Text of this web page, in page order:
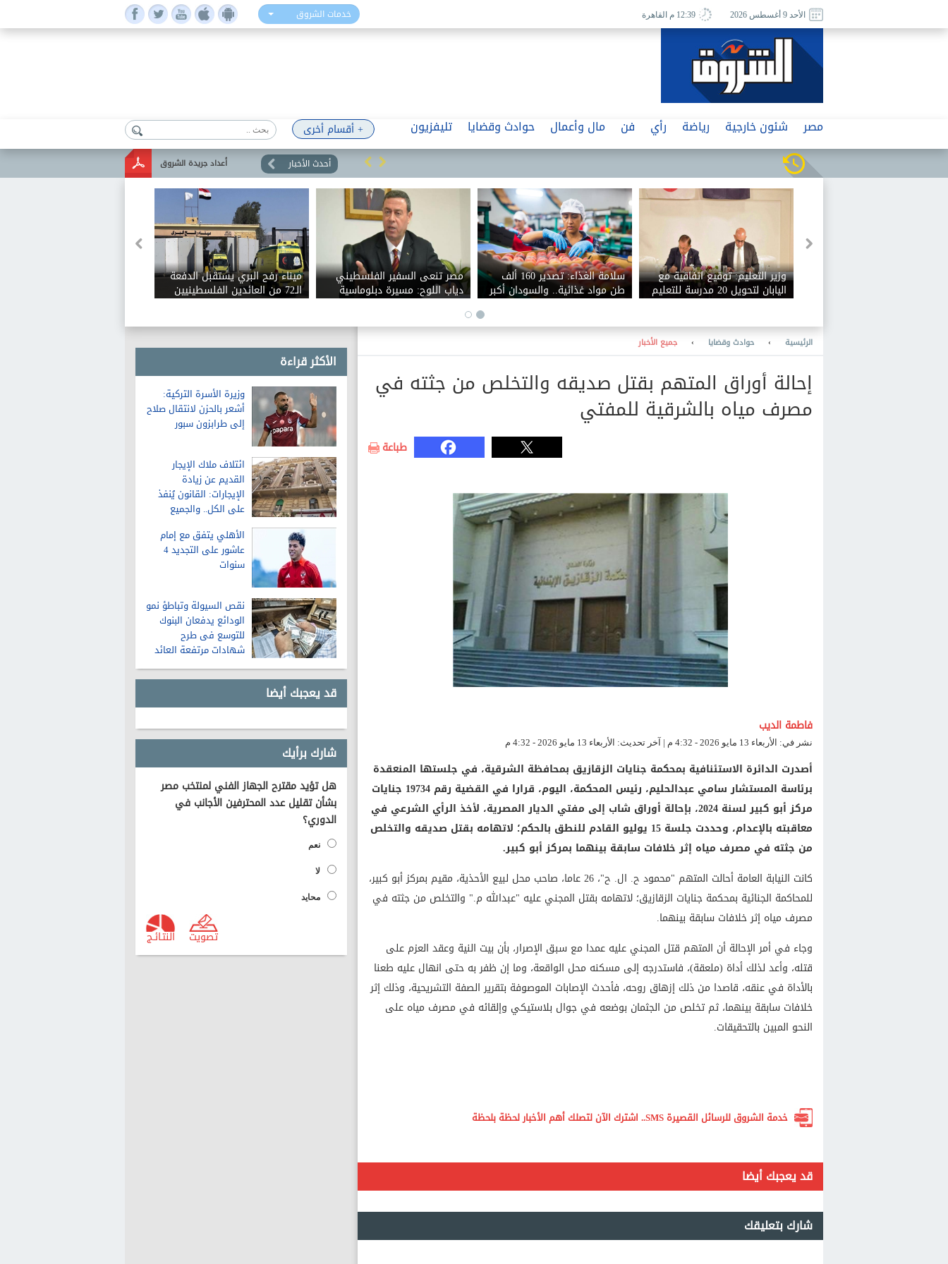
خدمات الشروق الأحد 9 أغسطس 2026 12:39 م القاهرة
+ أقسام أخرى مصر شئون خارجية رياضة رأي فن مال وأعمال حوادث وقضايا تليفزيون
أعداد جريدة الشروق أحدث الأخبار
وزير التعليم: توقيع اتفاقية مع
اليابان لتحويل 20 مدرسة للتعليم
الفني إلى مدارس تعليم فني
سلامة الغذاء: تصدير 160 ألف
طن مواد غذائية.. والسودان أكبر
المستوردين
مصر تنعى السفير الفلسطيني
دياب اللوح: مسيرة دبلوماسية
ووطنية حافلة بالعطاء في خدمة
ميناء رفح البري يستقبل الدفعة
الـ72 من العائدين الفلسطينيين
الأكثر قراءة
وزيرة الأسرة التركية:
أشعر بالحزن لانتقال صلاح
إلى طرابزون سبور
ائتلاف ملاك الإيجار
القديم عن زيادة
الإيجارات: القانون يُنفذ
على الكل.. والجميع
الأهلي يتفق مع إمام
عاشور على التجديد 4
سنوات
نقص السيولة وتباطؤ نمو
الودائع يدفعان البنوك
للتوسع فى طرح
شهادات مرتفعة العائد
قد يعجبك أيضا
شارك برأيك
هل تؤيد مقترح الجهاز الفني لمنتخب مصر
بشأن تقليل عدد المحترفين الأجانب في
الدوري؟
نعم
لا
محايد
النتـائـج تصويت
الرئيسية › حوادث وقضايا › جميع الأخبار
إحالة أوراق المتهم بقتل صديقه والتخلص من جثته في
مصرف مياه بالشرقية للمفتي
طباعة
فاطمة الديب
نشر في: الأربعاء 13 مايو 2026 - 4:32 م | آخر تحديث: الأربعاء 13 مايو 2026 - 4:32 م
أصدرت الدائرة الاستئنافية بمحكمة جنايات الزقازيق بمحافظة الشرقية، في جلستها المنعقدة
برئاسة المستشار سامي عبدالحليم، رئيس المحكمة، اليوم، قرارا في القضية رقم 19734 جنايات
مركز أبو كبير لسنة 2024، بإحالة أوراق شاب إلى مفتي الديار المصرية، لأخذ الرأي الشرعي في
معاقبته بالإعدام، وحددت جلسة 15 يوليو القادم للنطق بالحكم؛ لاتهامه بقتل صديقه والتخلص
من جثته في مصرف مياه إثر خلافات سابقة بينهما بمركز أبو كبير.
كانت النيابة العامة أحالت المتهم "محمود ح. ال. ح"، 26 عاما، صاحب محل لبيع الأحذية، مقيم بمركز أبو كبير،
للمحاكمة الجنائية بمحكمة جنايات الزقازيق؛ لاتهامه بقتل المجني عليه "عبدالله م." والتخلص من جثته في
مصرف مياه إثر خلافات سابقة بينهما.
وجاء في أمر الإحالة أن المتهم قتل المجني عليه عمدا مع سبق الإصرار، بأن بيت النية وعقد العزم على
قتله، وأعد لذلك أداة (ملعقة)، فاستدرجه إلى مسكنه محل الواقعة، وما إن ظفر به حتى انهال عليه طعنا
بالأداة في عنقه، قاصدا من ذلك إزهاق روحه، فأحدث الإصابات الموصوفة بتقرير الصفة التشريحية، وذلك إثر
خلافات سابقة بينهما، ثم تخلص من الجثمان بوضعه في جوال بلاستيكي وإلقائه في مصرف مياه على
النحو المبين بالتحقيقات.
خدمة الشروق للرسائل القصيرة SMS.. اشترك الآن لتصلك أهم الأخبار لحظة بلحظة
قد يعجبك أيضا
شارك بتعليقك